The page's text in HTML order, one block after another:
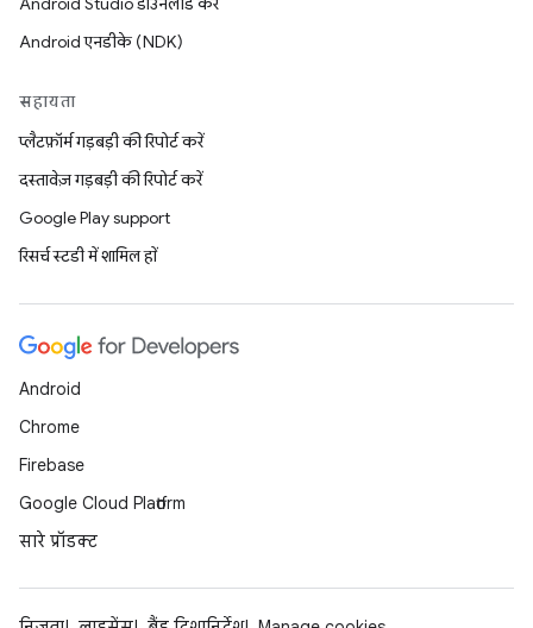
Android एनडीके (NDK)
सहायता
प्लैटफ़ॉर्म गड़बड़ी की रिपोर्ट करें
दस्तावेज़ गड़बड़ी की रिपोर्ट करें
Google Play support
रिसर्च स्टडी में शामिल हों
Android
Chrome
Firebase
Google Cloud Platform
सारे प्रॉडक्ट